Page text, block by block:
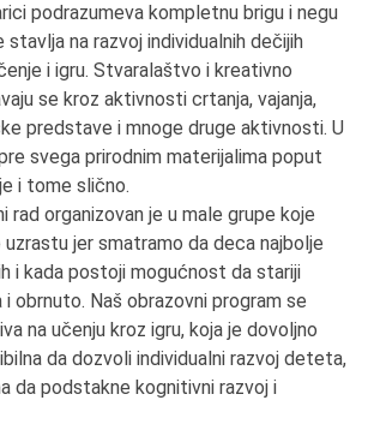
podrazumeva kompletnu brigu i negu
na razvoj individualnih dečijih
i igru. Stvaralaštvo i kreativno
se kroz aktivnosti crtanja, vajanja,
predstave i mnoge druge aktivnosti. U
svega prirodnim materijalima poput
i tome slično.
rad organizovan je u male grupe koje
jer smatramo da deca najbolje
i kada postoji mogućnost da stariji
obrnuto. Naš obrazovni program se
na učenju kroz igru, koja je dovoljno
da dozvoli individualni razvoj deteta,
da podstakne kognitivni razvoj i